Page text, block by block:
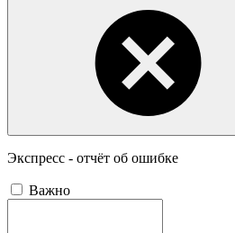
Экспресс - отчёт об ошибке
Важно